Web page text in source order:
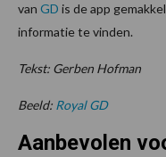
van GD is de app
informatie te vinden.
Tekst: Gerben Hofman
Beeld: Royal GD
Aanbevolen